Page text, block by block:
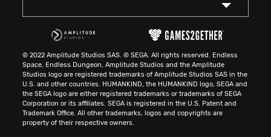
© 2022 Amplitude Studios SAS. © SEGA. All rights reserved. Endless
Space, Endless Dungeon, Amplitude Studios and the Amplitude
Studios logo are registered trademarks of Amplitude Studios SAS in the
U.S. and other countries. HUMANKIND, the HUMANKIND logo, SEGA and
the SEGA logo are either registered trademarks or trademarks of SEGA
Corporation or its affiliates. SEGA is registered in the U.S. Patent and
Trademark Office. All other trademarks, logos and copyrights are
property of their respective owners.